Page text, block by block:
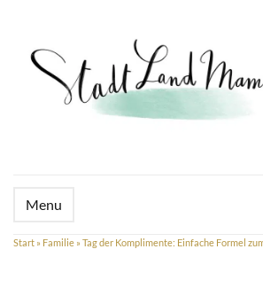
Menu
Start » Familie » Tag der Komplimente: Einfache Formel